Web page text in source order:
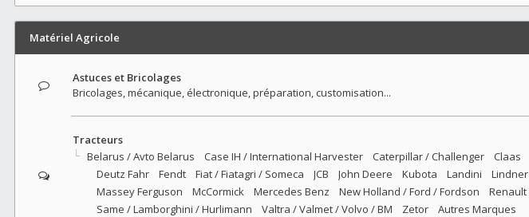
Matériel Agricole
Astuces et Bricolages
Bricolages, mécanique, électronique, préparation, customisation...
Tracteurs
Belarus / Avto Belarus
Case IH / International Harvester Caterpillar / Challenger
Claas
Deutz Fahr
Fendt Fiat / Fiatagri / Someca JCB John Deere Kubota Landini
Lindner
Massey Ferguson
McCormick Mercedes Benz New Holland / Ford / Fordson
Renault
Same / Lamborghini / Hurlimann
Valtra / Valmet / Volvo / BM Zetor Autres Marques